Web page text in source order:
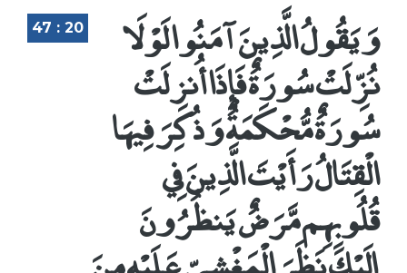
47 : 20 وَيَقُولُ الَّذِينَ آمَنُوا لَوْلَا
نُزِّلَتْ سُورَةٌ فَإِذَا أُنزِلَتْ
سُورَةٌ مُّحْكَمَةٌ وَذُكِرَ فِيهَا
الْقِتَالُ رَأَيْتَ الَّذِينَ فِي
قُلُوبِهِم مَّرَضٌ يَنظُرُونَ